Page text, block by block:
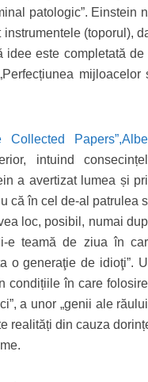
patologic”. Einstein
(toporul),
idee este completată de
mijloacelor
Collected
intuind
a avertizat lumea și
că în cel de-al patrulea
loc, posibil, numai
e teamă de ziua în
o generaţie de idioţi”.
condițiile în care
a unor „genii ale
realități din cauza